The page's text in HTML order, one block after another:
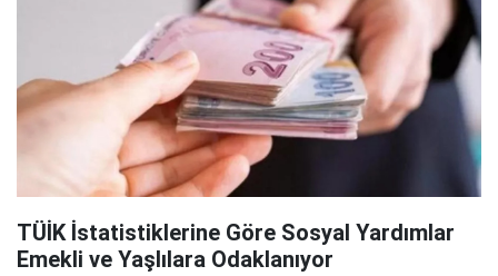
TÜİK İstatistiklerine Göre Sosyal Yardımlar
Emekli ve Yaşlılara Odaklanıyor